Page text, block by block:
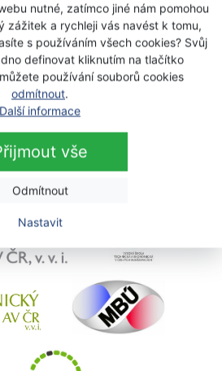
nutné, zatímco jiné nám pomohou
zážitek a rychleji vás navést k tomu,
s používáním všech cookies? Svůj
definovat kliknutím na tlačítko
používání souborů cookies
odmítnout.
Další informace
vše
Odmítnout
Nastavit
organizace